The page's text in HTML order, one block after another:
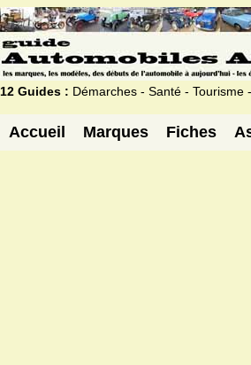
12 Guides : Démarches - Santé - Tourisme
Accueil Marques Fiches